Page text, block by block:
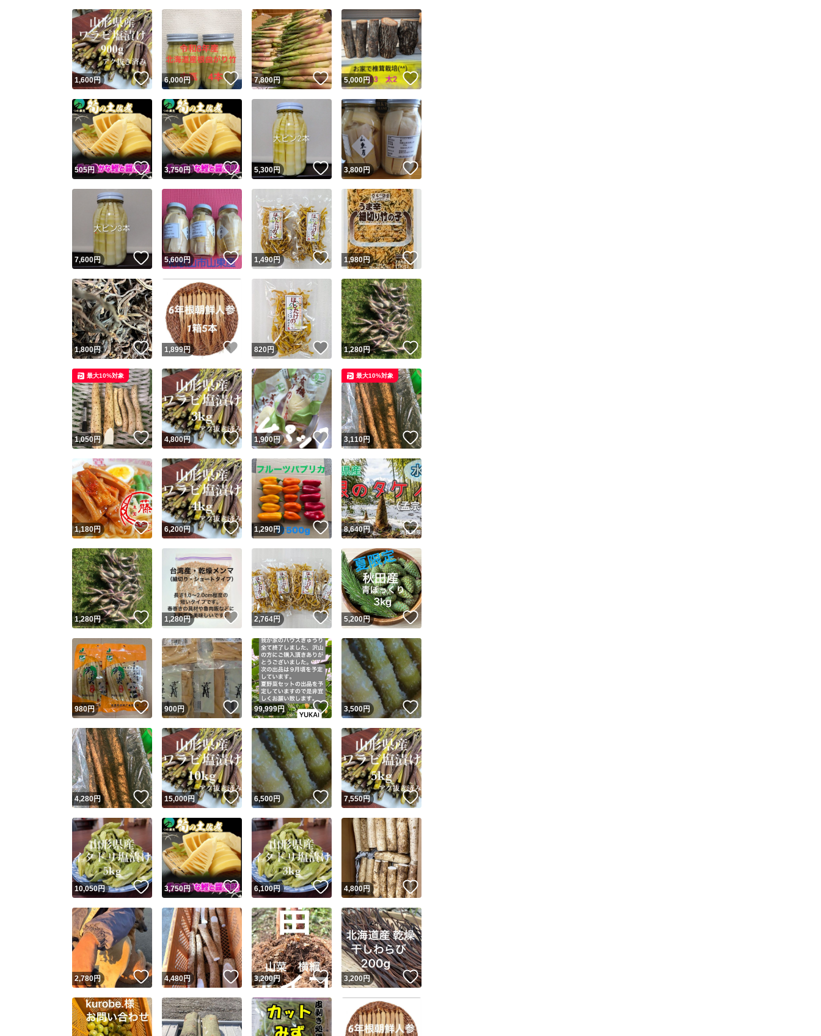
ユーザーの実績について
Yahoo!フリマが定めた一定の基準を満たしたユーザーにバッジを付与しています
安心取引出品者
安心取引出品者 Yahoo!フリマの基準をクリアした安心・安全なユーザーです
取引実績
取引実績◯+ このユーザーはYahoo!フリマの取引を完了させた実績があります
他フリマ実績◯+ このユーザーは他フリマサービスでの取引実績があります
スピード&安心発送
※このバッジは実績に基づく表示であり、発送を保証しているものではありません
スピード＆安心発送
このユーザーは高頻度で24時間以内＆設定した発送日数内に発送してい
ます
スピード発送 このユーザーは高頻度で24時間以内に発送しています
安心発送 このユーザーは設定した発送日数内に発送しています
この商品の情報をコピーします
商品画像の無断転載は禁止されています
コピーは
1商品につき1回です
出品ページへ
キャンセル
1,600円 いいね！
6,000円 いいね！
7,800円 いいね！
5,000円 いいね！
505円 いいね！
3,750円 いいね！
5,300円 いいね！
3,800円 いいね！
7,600円 いいね！
5,600円 いいね！
1,490円 いいね！
1,980円
1,800円 いいね！
1,899円 いいね！
820円 いいね！
1,280円 いいね！
1,050円 いいね！
最大10%対象
4,800円 いいね！
1,900円 いいね！
3,110円 いいね！
最大10%対象
1,180円 いいね！
6,200円 いいね！
1,290円 いいね！
8,640円 いいね！
1,280円 いいね！
1,280円 いいね！
2,764円 いいね！
5,200円
980円 いいね！
900円 いいね！
99,999円 いいね！
3,500円 いいね！
4,280円 いいね！
15,000円 いいね！
6,500円 いいね！
7,550円 いいね！
10,050円 いいね！
3,750円 いいね！
6,100円 いいね！
4,800円
2,780円 いいね！
4,480円 いいね！
3,200円 いいね！
3,200円 いいね！